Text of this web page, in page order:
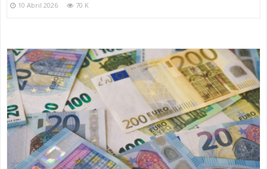
10 Abril 2026 70 K